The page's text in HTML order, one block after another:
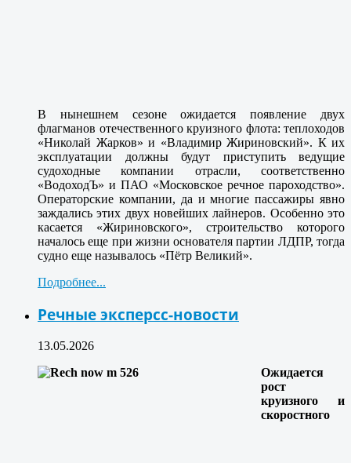
В нынешнем сезоне ожидается появление двух
флагманов отечественного круизного флота: теплоходов
«Николай Жарков» и «Владимир Жириновский». К их
эксплуатации должны будут приступить ведущие
судоходные компании отрасли, соответственно
«ВодоходЪ» и ПАО «Московское речное пароходство».
Операторские компании, да и многие пассажиры явно
заждались этих двух новейших лайнеров. Особенно это
касается «Жириновского», строительство которого
началось еще при жизни основателя партии ЛДПР, тогда
судно еще называлось «Пётр Великий».
Подробнее...
Речные эксперсс-новости
13.05.2026
Ожидается
рост
круизного и
скоростного